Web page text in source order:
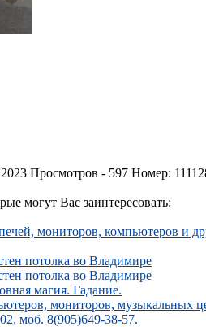
Просмотров - 597 Номер:
могут Вас заинтересовать:
мониторов, компьютеров и
потолка во Владимире
потолка во Владимире
магия. Гадание.
мониторов, музыкальных
моб. 8(905)649-38-57.